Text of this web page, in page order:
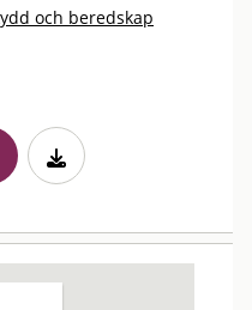
och beredskap